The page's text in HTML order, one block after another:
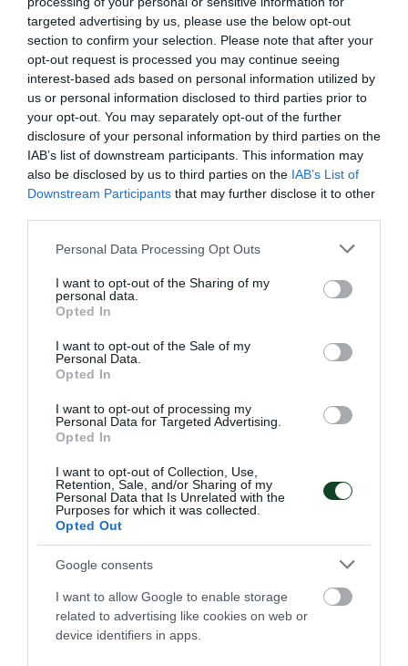
targeted advertising by us, please use the below opt-out
section to confirm your selection. Please note that after your
opt-out request is processed you may continue seeing
interest-based ads based on personal information utilized by
us or personal information disclosed to third parties prior to
your opt-out. You may separately opt-out of the further
disclosure of your personal information by third parties on the
IAB’s list of downstream participants. This information may
also be disclosed by us to third parties on the IAB’s List of
Downstream Participants that may further disclose it to other
Please note that this website/app uses one or more Google
not limited to your visit or usage behaviour. You may click to
grant or deny consent to Google and its third-party tags to
use your data for below specified purposes in below Google
consent section.
Personal Data Processing Opt Outs
I want to opt-out of the Sharing of my
personal data.
Opted In
I want to opt-out of the Sale of my
Personal Data.
Opted In
I want to opt-out of processing my
Personal Data for Targeted Advertising.
Opted In
I want to opt-out of Collection, Use,
Retention, Sale, and/or Sharing of my
Personal Data that Is Unrelated with the
Purposes for which it was collected.
Opted Out
Google consents
I want to allow Google to enable storage
related to advertising like cookies on web or
device identifiers in apps.
Σαν σήμερα το 1999-Αργυρός ο
«πράσινος άτλαντας»
Συγκλονιστικός ήταν ο μεγάλος αρσιβαρίστας του
ο Σύλλογος δεν ξεχνά τη στιγμή.
14.04.2026 ΑΡΣΗ ΒΑΡΩΝ
Στη μνήμη του Άλκη
To τμήμα άρσης βαρών του Παναθηναϊκού συμμετείχε και
φέτος στους αγώνες που έγιναν στη μνήμη του
αδικοχαμένου Άλκη Καμπανού.